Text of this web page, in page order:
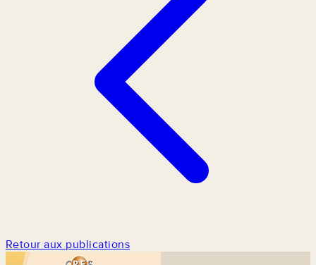
Retour aux publications